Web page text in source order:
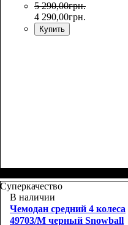
5 290,00грн.
4 290,00грн.
Купить
76х51х30+5
Суперкачество
В наличии
Чемодан средний 4 колеса
49703/M черный Snowball